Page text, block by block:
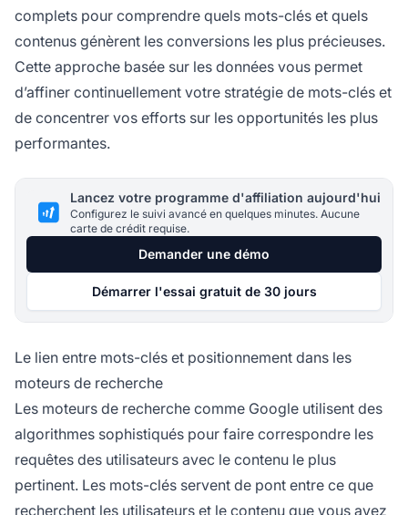
complets pour comprendre quels mots-clés et quels
contenus génèrent les conversions les plus précieuses.
Cette approche basée sur les données vous permet
d’affiner continuellement votre stratégie de mots-clés et
de concentrer vos efforts sur les opportunités les plus
performantes.
Lancez votre programme d'affiliation aujourd'hui
Configurez le suivi avancé en quelques minutes. Aucune
carte de crédit requise.
Demander une démo
Démarrer l'essai gratuit de 30 jours
Le lien entre mots-clés et positionnement dans les
moteurs de recherche
Les moteurs de recherche comme Google utilisent des
algorithmes sophistiqués pour faire correspondre les
requêtes des utilisateurs avec le contenu le plus
pertinent. Les mots-clés servent de pont entre ce que
recherchent les utilisateurs et le contenu que vous avez